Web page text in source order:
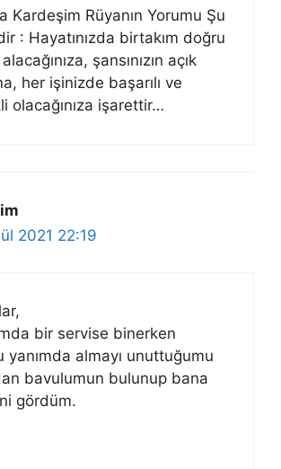
Kardeşim Rüyanın Yorumu Şu
: Hayatınızda birtakım doğru
şansınızın açık
her işinizde başarılı ve
olacağınıza işarettir…
2021 22:19
bir servise binerken
yanımda almayı unuttuğumu
bavulumun bulunup bana
gördüm.